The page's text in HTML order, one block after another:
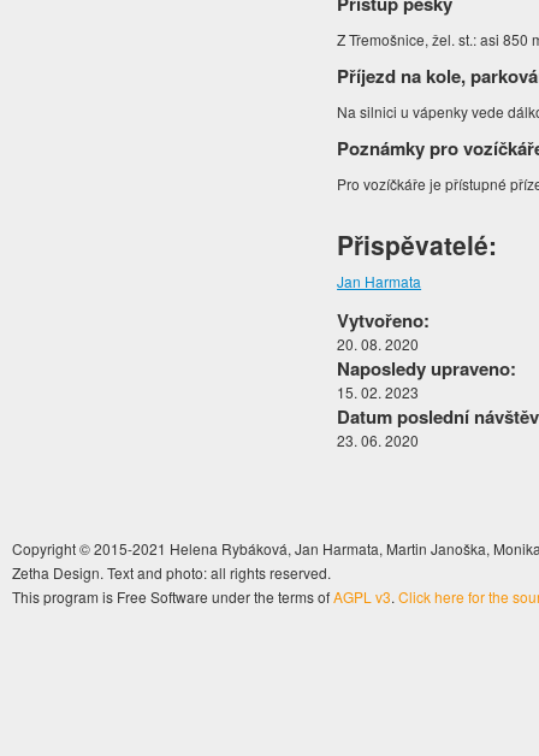
Z Třemošnice, žel. st.: asi
Příjezd na kole,
Na silnici u vápenky vede
Poznámky pro
Pro vozíčkáře je přístupné
Přispěvatelé:
Jan Harmata
Vytvořeno:
20. 08. 2020
Naposledy upraveno:
15. 02. 2023
Datum poslední
23. 06. 2020
Copyright © 2015-2021 Helena Rybáková, Jan Harmata, Martin Janoška,
Zetha Design. Text and photo: all rights reserved.
This program is Free Software under the terms ofAGPL v3. Click here for the